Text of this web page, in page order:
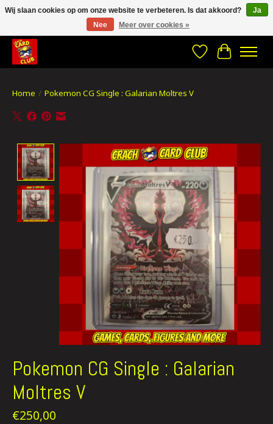
CRACH CARD CLUB , The best place to Geek out!
Verlanglijst
Home / Pokemon CG Single : Galarian Moltres V
Product image slideshow Items
Pokemon CG Single : Galarian
Moltres V
€250,00
Wij slaan cookies op om onze website te verbeteren. Is dat akkoord?
Ja
Nee
Meer over cookies »